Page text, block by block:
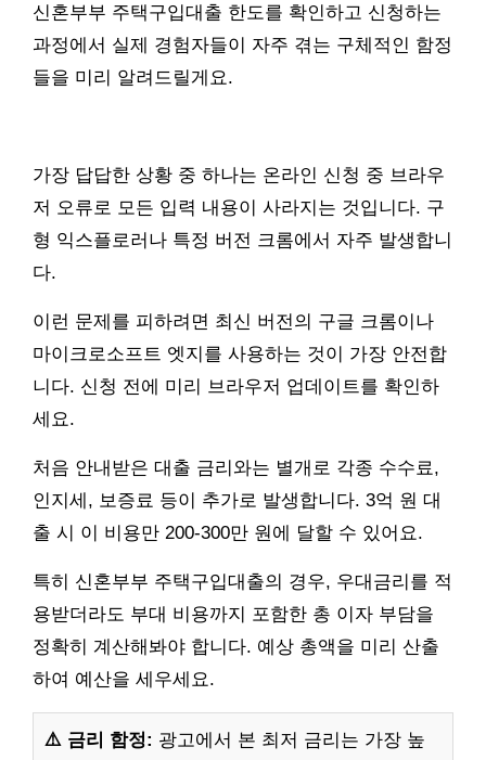
신혼부부 주택구입대출 한도를 확인하고 신청하는
과정에서 실제 경험자들이 자주 겪는 구체적인 함정
들을 미리 알려드릴게요.
가장 답답한 상황 중 하나는 온라인 신청 중 브라우
저 오류로 모든 입력 내용이 사라지는 것입니다. 구
형 익스플로러나 특정 버전 크롬에서 자주 발생합니
다.
이런 문제를 피하려면 최신 버전의 구글 크롬이나
마이크로소프트 엣지를 사용하는 것이 가장 안전합
니다. 신청 전에 미리 브라우저 업데이트를 확인하
세요.
처음 안내받은 대출 금리와는 별개로 각종 수수료,
인지세, 보증료 등이 추가로 발생합니다. 3억 원 대
출 시 이 비용만 200-300만 원에 달할 수 있어요.
특히 신혼부부 주택구입대출의 경우, 우대금리를 적
용받더라도 부대 비용까지 포함한 총 이자 부담을
정확히 계산해봐야 합니다. 예상 총액을 미리 산출
하여 예산을 세우세요.
⚠️ 금리 함정: 광고에서 본 최저 금리는 가장 높